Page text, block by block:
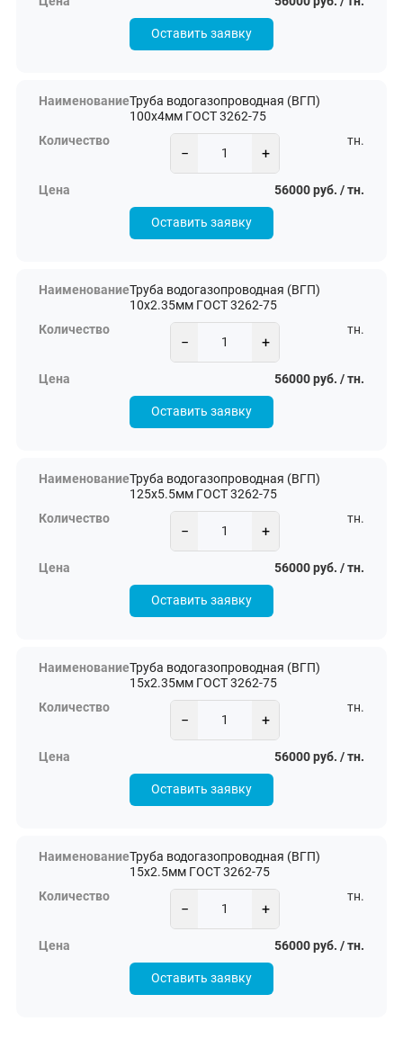
Оставить заявку
Труба водогазопроводная (ВГП)
100х4мм ГОСТ 3262-75
− +
тн.
56000 руб. / тн.
Оставить заявку
Труба водогазопроводная (ВГП)
10х2.35мм ГОСТ 3262-75
− +
тн.
56000 руб. / тн.
Оставить заявку
Труба водогазопроводная (ВГП)
125х5.5мм ГОСТ 3262-75
− +
тн.
56000 руб. / тн.
Оставить заявку
Труба водогазопроводная (ВГП)
15х2.35мм ГОСТ 3262-75
− +
тн.
56000 руб. / тн.
Оставить заявку
Труба водогазопроводная (ВГП)
15х2.5мм ГОСТ 3262-75
− +
тн.
56000 руб. / тн.
Оставить заявку